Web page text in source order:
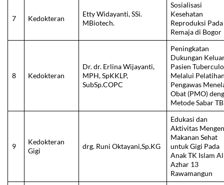
7 Kedokteran
Etty Widayanti, SSi.
MBiotech.
Sosialisasi
Kesehatan
Reproduksi Pada
Remaja di Bogor
8 Kedokteran
Dr. dr. Erlina Wijayanti,
MPH, SpKKLP,
SubSp.COPC
Peningkatan
Dukungan
Pasien
Melalui
Pengawas
Obat (PMO)
Metode Sabar TB
9
Kedokteran
Gigi
drg. Runi Oktayani,Sp.KG
Edukasi dan
Aktivitas
Makanan Sehat
untuk Gigi Pada
Anak TK Islam
Azhar 13
Rawamangun